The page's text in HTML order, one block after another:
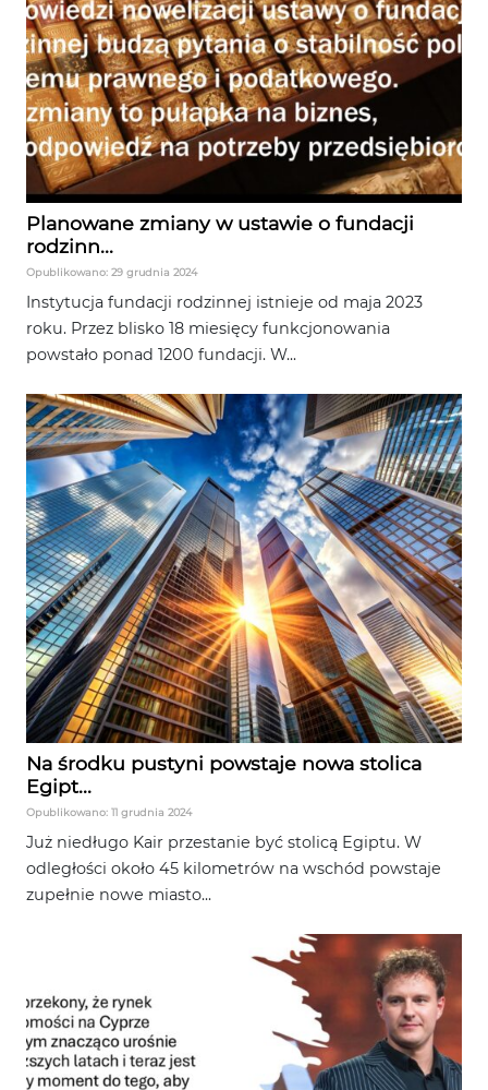
Planowane zmiany w ustawie o fundacji
rodzinn...
Opublikowano: 29 grudnia 2024
Instytucja fundacji rodzinnej istnieje od maja 2023
roku. Przez blisko 18 miesięcy funkcjonowania
powstało ponad 1200 fundacji. W...
Na środku pustyni powstaje nowa stolica
Egipt...
Opublikowano: 11 grudnia 2024
Już niedługo Kair przestanie być stolicą Egiptu. W
odległości około 45 kilometrów na wschód powstaje
zupełnie nowe miasto...